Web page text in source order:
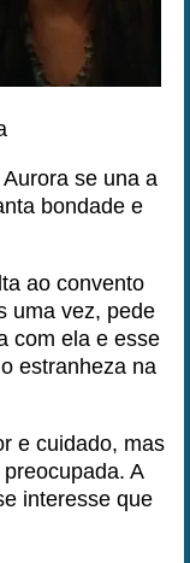
se una a
bondade e
ao convento
uma vez, pede
com ela e esse
estranheza na
e cuidado, mas
A
interesse que